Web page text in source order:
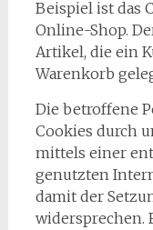
Beispiel ist das
Online-Shop.
Artikel, die ein
Warenkorb
Die betroffene
Cookies durch
mittels einer
genutzten
damit der
widersprechen.